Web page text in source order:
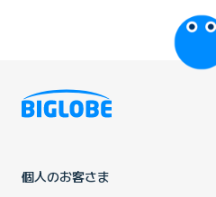
びっぷ
個人のお客さま